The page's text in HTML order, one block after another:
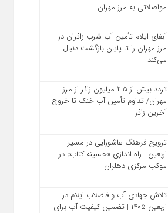
مواصلاتی به مرز مهران
آبفای ایلام تأمین آب شرب زائران در
مرز مهران را تا پایان بازگشت دنبال
می‌کند
تردد بیش از ۲.۵ میلیون زائر از مرز
مهران/ تداوم تأمین آب خنک تا خروج
آخرین زائر
ترویج فرهنگ عاشورایی در مسیر
اربعین | راه‌ اندازی «حسینه کتاب» در
موکب مرکزی دهلران
تلاش جهادی آب و فاضلاب ایلام در
اربعین ۱۴۰۵ | تضمین کیفیت آب برای